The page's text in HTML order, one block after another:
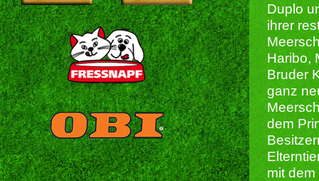
Duplo
ihrer
Haribo,
Bruder
ganz
dem
mit